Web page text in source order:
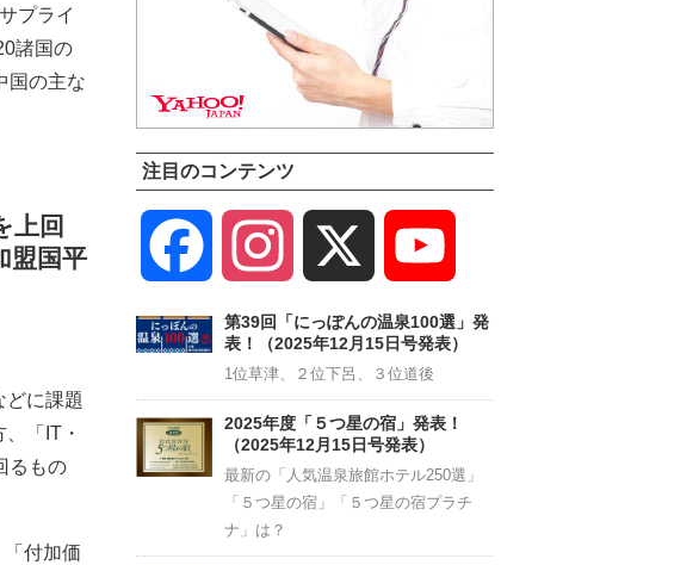
プライ
諸国の
国の主な
上回
盟国平
どに課題
「IT・
るもの
付加価
注目のコンテンツ
Facebook Instagram
Channel
第39回「にっぽんの温泉100選」発
表！（2025年12月15日号発表）
1位草津、２位下呂、３位道後
2025年度「５つ星の宿」発表！
（2025年12月15日号発表）
最新の「人気温泉旅館ホテル250選」
「５つ星の宿」「５つ星の宿プラチ
ナ」は？